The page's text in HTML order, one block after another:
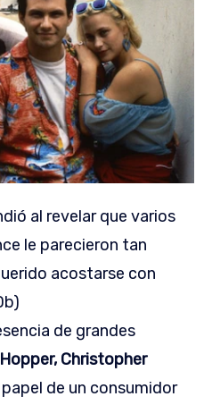
al revelar que varios
le parecieron tan
acostarse con
de grandes
Christopher
papel de un consumidor